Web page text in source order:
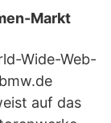
Markt
Wide-Web-
auf das